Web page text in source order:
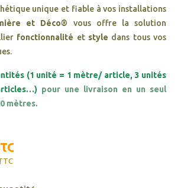
unique et fiable à vos installations
et Déco® vous offre la solution
fonctionnalité et style dans tous vos
(1 unité = 1 mètre/ article, 3 unités
pour une livraison en un seul
mètres.